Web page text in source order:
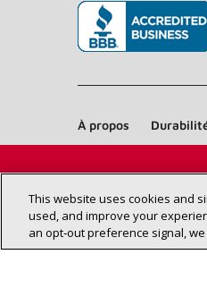
À propos
This website uses cookies and
used, and improve your
an opt‑out preference signal,